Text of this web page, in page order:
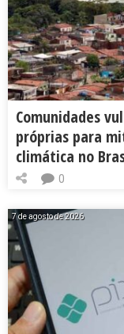
Comunidades
próprias para
climática no
0
7 de agosto de 2026